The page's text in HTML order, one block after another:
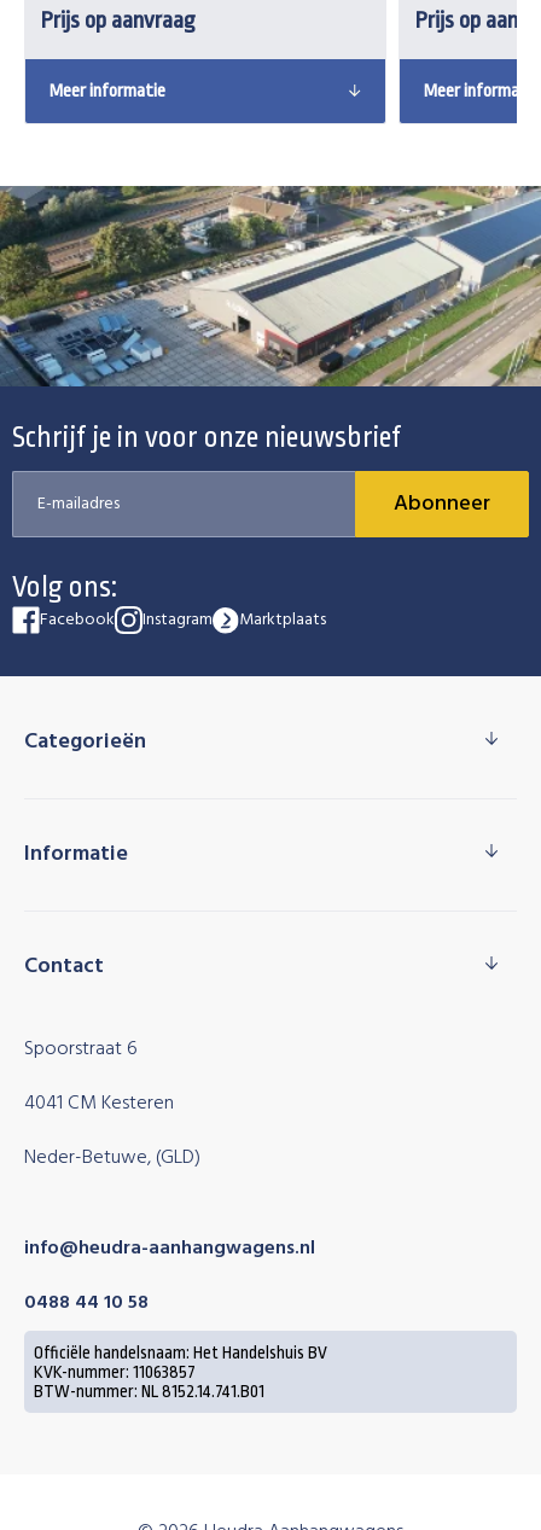
Prijs op aanvraag
Meer informatie
Prijs op
Meer informatie
Schrijf je in voor onze nieuwsbrief
Abonneer
Volg ons:
Facebook Instagram Marktplaats
Categorieën
Informatie
Contact
Spoorstraat 6
4041 CM Kesteren
Neder-Betuwe, (GLD)
info@heudra-aanhangwagens.nl
0488 44 10 58
Officiële handelsnaam: Het Handelshuis BV
KVK-nummer: 11063857
BTW-nummer: NL 8152.14.741.B01